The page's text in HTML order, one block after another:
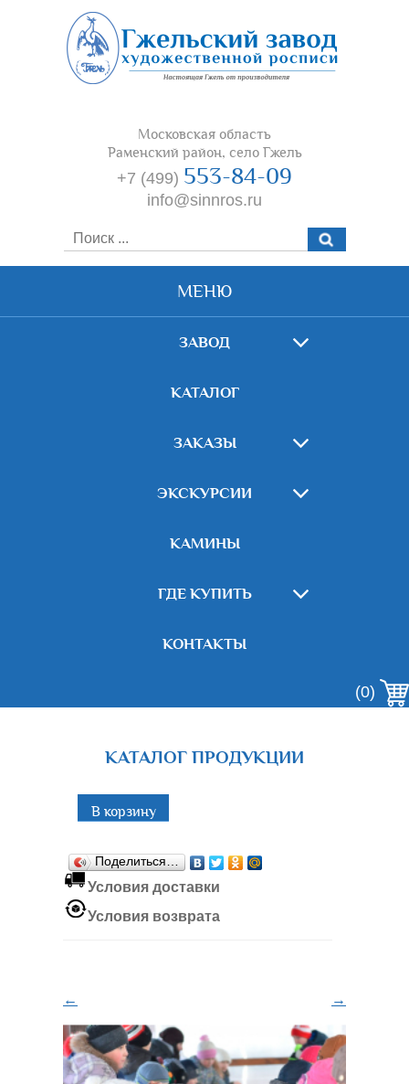
Московская область
Раменский район, село Гжель
+7 (499) 553-84-09
info@sinnros.ru
МЕНЮ
ЗАВОД
КАТАЛОГ
ЗАКАЗЫ
ЭКСКУРСИИ
КАМИНЫ
ГДЕ КУПИТЬ
КОНТАКТЫ
(0)
КАТАЛОГ ПРОДУКЦИИ
Поделиться…
Условия доставки
Условия возврата
← →